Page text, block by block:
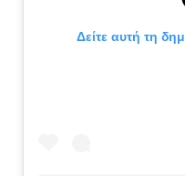
Δείτε αυτή τη